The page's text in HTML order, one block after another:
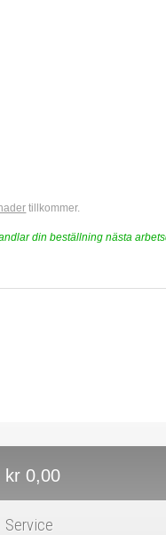
tillkommer.
din beställning nästa
kr 0,00
Service